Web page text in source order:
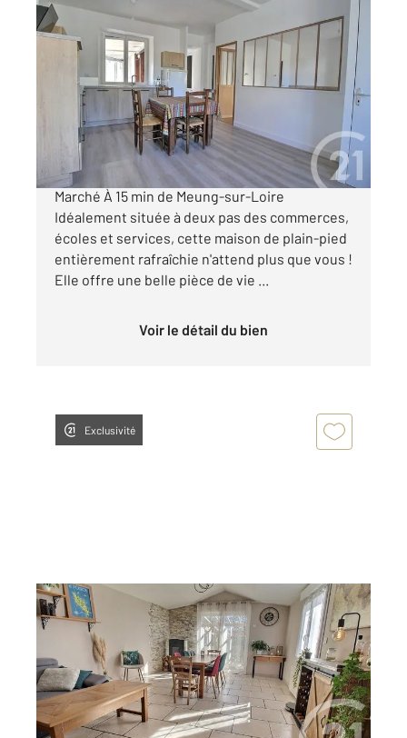
BEAUCE LA ROMAINE 41
103,74 m2, 5 pièces
Ref : 6251
Maison à vendre
169 000 €
Maison de plain-pied au cœur d'Ouzouer-le-
Marché À 15 min de Meung-sur-Loire
Idéalement située à deux pas des commerces,
écoles et services, cette maison de plain-pied
entièrement rafraîchie n'attend plus que vous !
Elle offre une belle pièce de vie ...
Voir le détail du bien
Exclusivité
BEAUCE LA ROMAINE 41
106,34 m
, 5 pièces
Ref : 6681
Maison à vendre
179 000 €
Visiter le site dédié